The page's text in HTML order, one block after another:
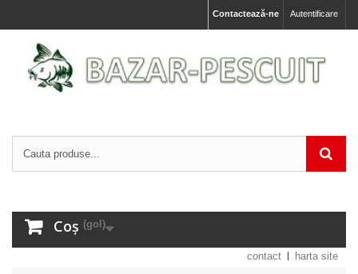
Autentificare
Contactează-ne
Coș (gol)
contact harta site